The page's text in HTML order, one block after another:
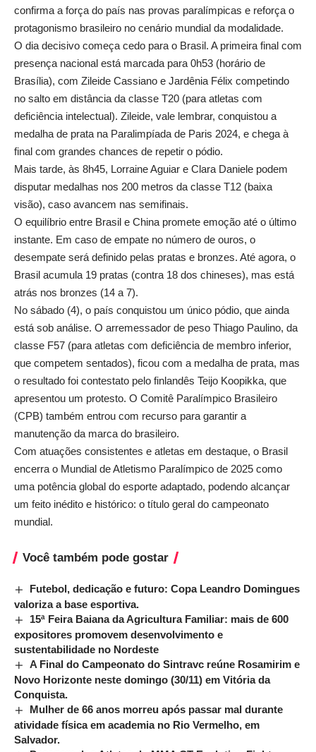
confirma a força do país nas provas paralímpicas e reforça o
protagonismo brasileiro no cenário mundial da modalidade.
O dia decisivo começa cedo para o Brasil. A primeira final com
presença nacional está marcada para 0h53 (horário de
Brasília), com Zileide Cassiano e Jardênia Félix competindo
no salto em distância da classe T20 (para atletas com
deficiência intelectual). Zileide, vale lembrar, conquistou a
medalha de prata na Paralimpíada de Paris 2024, e chega à
final com grandes chances de repetir o pódio.
Mais tarde, às 8h45, Lorraine Aguiar e Clara Daniele podem
disputar medalhas nos 200 metros da classe T12 (baixa
visão), caso avancem nas semifinais.
O equilíbrio entre Brasil e China promete emoção até o último
instante. Em caso de empate no número de ouros, o
desempate será definido pelas pratas e bronzes. Até agora, o
Brasil acumula 19 pratas (contra 18 dos chineses), mas está
atrás nos bronzes (14 a 7).
No sábado (4), o país conquistou um único pódio, que ainda
está sob análise. O arremessador de peso Thiago Paulino, da
classe F57 (para atletas com deficiência de membro inferior,
que competem sentados), ficou com a medalha de prata, mas
o resultado foi contestato pelo finlandês Teijo Koopikka, que
apresentou um protesto. O Comitê Paralímpico Brasileiro
(CPB) também entrou com recurso para garantir a
manutenção da marca do brasileiro.
Com atuações consistentes e atletas em destaque, o Brasil
encerra o Mundial de Atletismo Paralímpico de 2025 como
uma potência global do esporte adaptado, podendo alcançar
um feito inédito e histórico: o título geral do campeonato
mundial.
Você também pode gostar
Futebol, dedicação e futuro: Copa Leandro Domingues
valoriza a base esportiva.
15ª Feira Baiana da Agricultura Familiar: mais de 600
expositores promovem desenvolvimento e
sustentabilidade no Nordeste
A Final do Campeonato do Sintravc reúne Rosamirim e
Novo Horizonte neste domingo (30/11) em Vitória da
Conquista.
Mulher de 66 anos morreu após passar mal durante
atividade física em academia no Rio Vermelho, em
Salvador.